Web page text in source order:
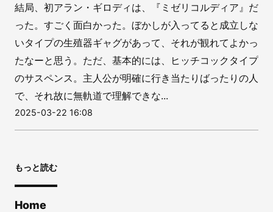
結局、初アラン・ギロディは、『ミゼリコルディア』だ
った。すごく面白かった。ぼかしが入ってると成立しな
いタイプの生殖器ギャグがあって、それが観れてよかっ
たなーと思う。ただ、基本的には、ヒッチコックタイプ
のサスペンス。主人公が明確に行き当たりばったりの人
で、それ故に無軌道で理解できな...
2025-03-22 16:08
もっと読む
Home